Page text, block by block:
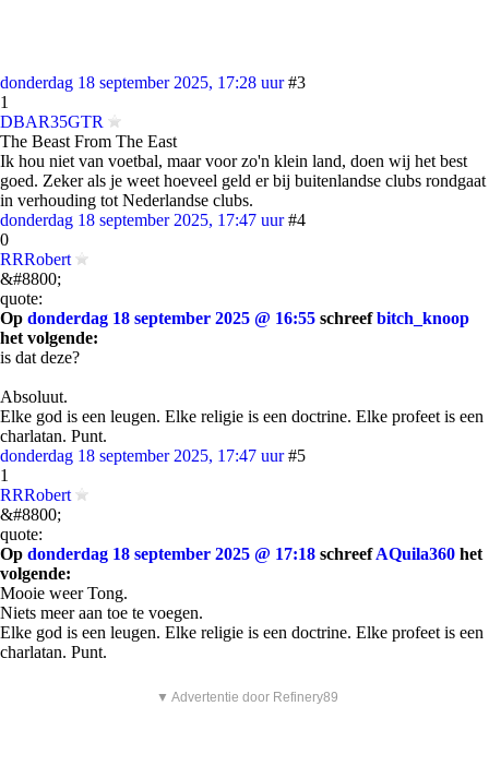
donderdag 18 september 2025, 17:28 uur #3
1
DBAR35GTR
The Beast From The East
Ik hou niet van voetbal, maar voor zo'n klein land, doen wij het best
goed. Zeker als je weet hoeveel geld er bij buitenlandse clubs rondgaat
in verhouding tot Nederlandse clubs.
donderdag 18 september 2025, 17:47 uur #4
0
RRRobert
&#8800;
quote:
Op donderdag 18 september 2025 @ 16:55 schreefbitch_knoop
het volgende:
is dat deze?
Absoluut.
Elke god is een leugen. Elke religie is een doctrine. Elke profeet is een
charlatan. Punt.
donderdag 18 september 2025, 17:47 uur #5
1
RRRobert
&#8800;
quote:
Op donderdag 18 september 2025 @ 17:18 schreefAQuila360 het
volgende:
Mooie weer Tong.
Niets meer aan toe te voegen.
Elke god is een leugen. Elke religie is een doctrine. Elke profeet is een
charlatan. Punt.
▼ Advertentie door Refinery89